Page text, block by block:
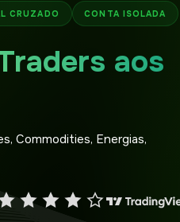
CRUZADO CONTA ISOLADA
aos
Commodities, Energias,